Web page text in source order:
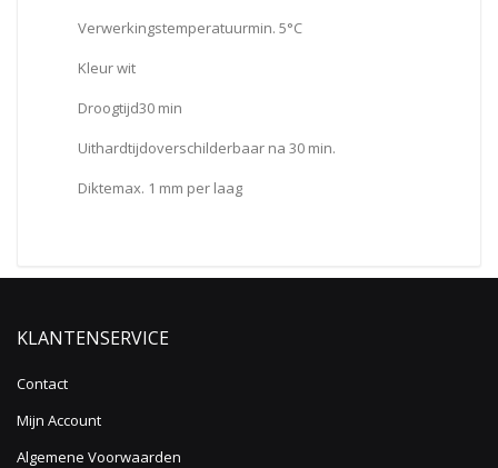
Verwerkingstemperatuurmin. 5°C
Kleurwit
Droogtijd30 min
Uithardtijdoverschilderbaar na 30 min.
Diktemax. 1 mm per laag
KLANTENSERVICE
Contact
Mijn Account
Algemene Voorwaarden